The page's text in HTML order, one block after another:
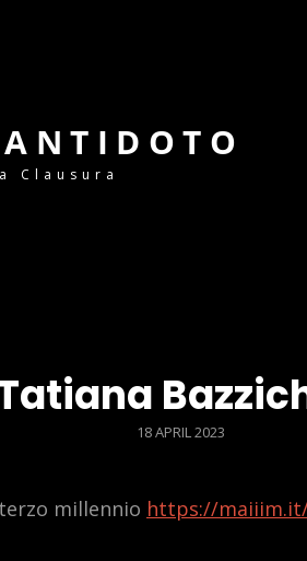
Clausura
POSTED
18 APRIL 2023
millennio https://